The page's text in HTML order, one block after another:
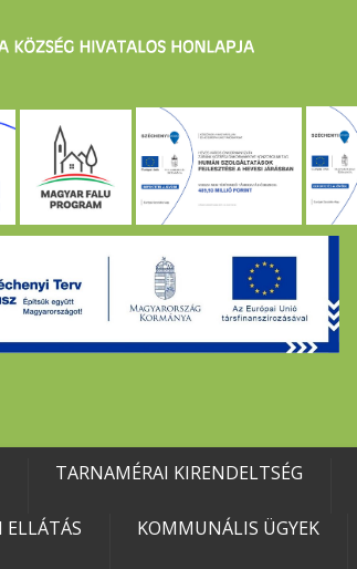
TARNAMÉRAI KIRENDELTSÉG
ELLÁTÁS KOMMUNÁLIS ÜGYEK